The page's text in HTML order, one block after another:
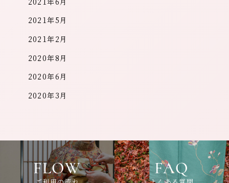
2021年5月
2021年2月
2020年8月
2020年6月
2020年3月
FLOW FAQ